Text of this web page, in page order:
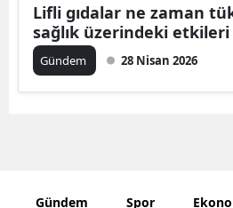
Lifli gıdalar ne zaman
sağlık üzerindeki etkileri
Gündem 28 Nisan 2026
Gündem Spor